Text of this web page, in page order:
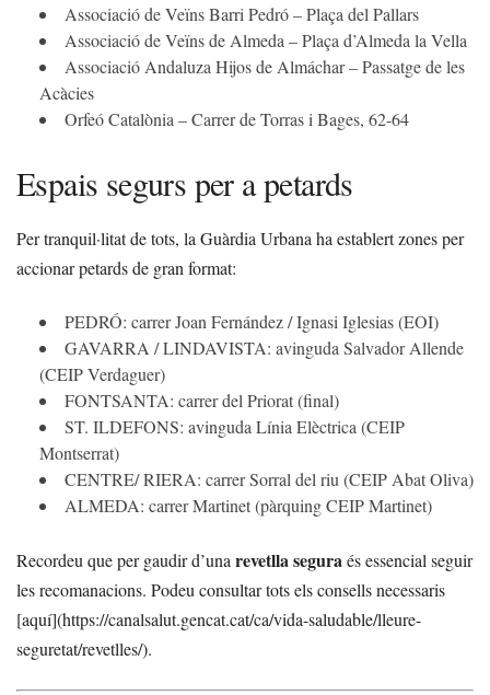
Associació de Veïns Barri Pedró – Plaça del Pallars
Associació de Veïns de Almeda – Plaça d’Almeda la Vella
Associació Andaluza Hijos de Almáchar – Passatge de les
Acàcies
Orfeó Catalònia – Carrer de Torras i Bages, 62-64
Espais segurs per a petards
Per tranquil·litat de tots, la Guàrdia Urbana ha establert zones per
accionar petards de gran format:
PEDRÓ: carrer Joan Fernández / Ignasi Iglesias (EOI)
GAVARRA / LINDAVISTA: avinguda Salvador Allende
(CEIP Verdaguer)
FONTSANTA: carrer del Priorat (final)
ST. ILDEFONS: avinguda Línia Elèctrica (CEIP
Montserrat)
CENTRE/ RIERA: carrer Sorral del riu (CEIP Abat Oliva)
ALMEDA: carrer Martinet (pàrquing CEIP Martinet)
Recordeu que per gaudir d’una revetlla seguraés essencial seguir
les recomanacions. Podeu consultar tots els consells necessaris
[aquí](https://canalsalut.gencat.cat/ca/vida-saludable/lleure-
seguretat/revetlles/).